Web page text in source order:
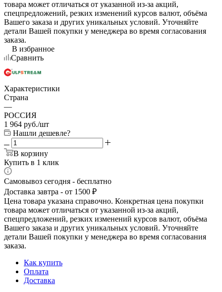
товара может отличаться от указанной из-за акций,
спецпредложений, резких изменений курсов валют, объёма
Вашего заказа и других уникальных условий. Уточняйте
детали Вашей покупки у менеджера во время согласования
заказа.
В избранное
Сравнить
Характеристики
Страна
—
РОССИЯ
1 964 руб./шт
Нашли дешевле?
В корзину
Купить в 1 клик
Самовывоз сегодня - бесплатно
Доставка завтра - от 1500 ₽
Цена товара указана справочно. Конкретная цена покупки
товара может отличаться от указанной из-за акций,
спецпредложений, резких изменений курсов валют, объёма
Вашего заказа и других уникальных условий. Уточняйте
детали Вашей покупки у менеджера во время согласования
заказа.
Как купить
Оплата
Доставка